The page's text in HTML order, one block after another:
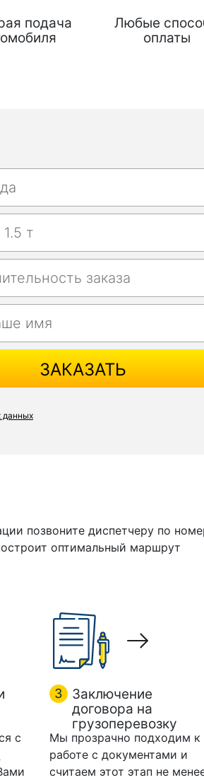
подача
Любые
оплаты
машины
заказа
имя
ЗАКАЗАТЬ
данных
позвоните диспетчеру по
оптимальный маршрут
с
3
Заключение
договора на
грузоперевозку
Мы прозрачно подходим к
работе с документами и
считаем этот этап не